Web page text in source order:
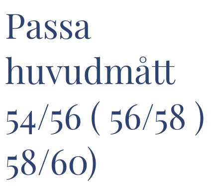
Passa
huvudmått
54/56 ( 56/58 )
58/60)